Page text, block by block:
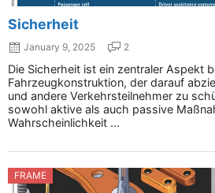
Sicherheit
January 9, 2025 2
Die Sicherheit ist ein zentraler Aspekt
Fahrzeugkonstruktion, der darauf
und andere Verkehrsteilnehmer zu
sowohl aktive als auch passive
Wahrscheinlichkeit ...
FRAME